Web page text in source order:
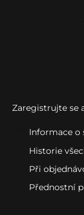
Zaregistrujte se
Informace o
Historie
Při
Přednostní